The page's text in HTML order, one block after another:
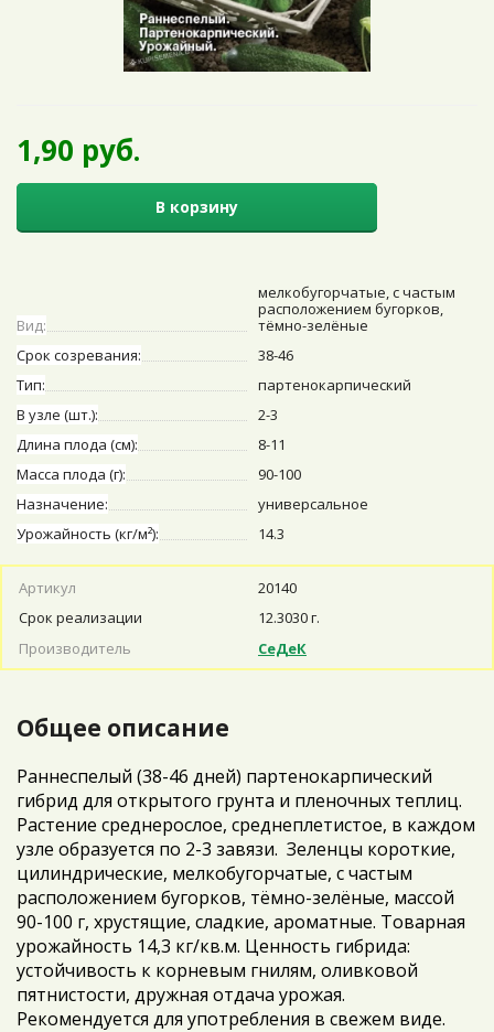
1,90 руб.
В корзину
Вид:
мелкобугорчатые, с частым
расположением бугорков,
тёмно-зелёные
Срок созревания:
38-46
Тип:
партенокарпический
В узле (шт.):
2-3
Длина плода (см):
8-11
Масса плода (г):
90-100
Назначение:
универсальное
Урожайность (кг/м²):
14.3
Артикул
20140
Срок реализации
12.3030 г.
Производитель
СеДеК
Общее описание
Раннеспелый (38-46 дней) партенокарпический
гибрид для открытого грунта и пленочных теплиц.
Растение среднерослое, среднеплетистое, в каждом
узле образуется по 2-3 завязи. Зеленцы короткие,
цилиндрические, мелкобугорчатые, с частым
расположением бугорков, тёмно-зелёные, массой
90-100 г, хрустящие, сладкие, ароматные. Товарная
урожайность 14,3 кг/кв.м. Ценность гибрида:
устойчивость к корневым гнилям, оливковой
пятнистости, дружная отдача урожая.
Рекомендуется для употребления в свежем виде.